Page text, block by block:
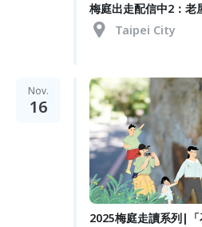
梅庭出走配信中2：老
Taipei City
Nov.
16
2025梅庭走讀系列|